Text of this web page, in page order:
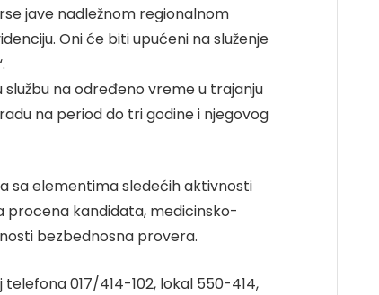
jave nadležnom regionalnom
Oni će biti upućeni na služenje
na određeno vreme u trajanju
na period do tri godine i njegovog
sa elementima sledećih aktivnosti
procena kandidata, medicinsko-
bezbednosna provera.
017/414-102, lokal 550-414,